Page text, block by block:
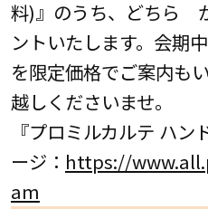
料)』のうち、どちら
ントいたします。会期
を限定価格でご案内も
越しくださいませ。
『プロミルカルテ ハ
ージ： https://
am